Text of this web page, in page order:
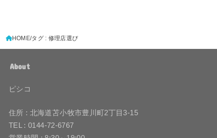
HOME タグ : 修理店選び
About
ピシコ
住所 : 北海道苫小牧市豊川町2丁目3-15
TEL : 0144-72-6767